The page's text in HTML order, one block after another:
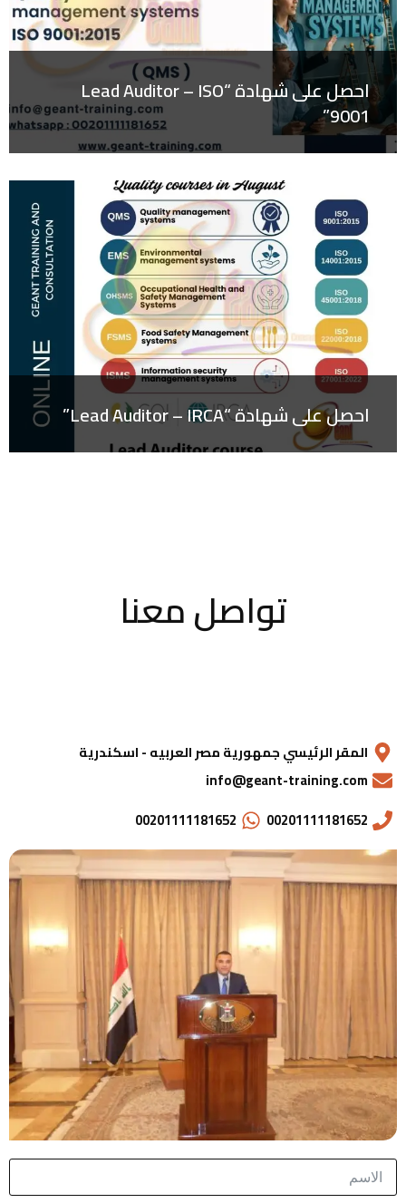
احصل على شهادة “Lead Auditor – ISO
9001”
احصل على شهادة “Lead Auditor – IRCA”
تواصل معنا
المقر الرئيسي جمهورية مصر العربيه - اسكندرية
info@geant-training.com
00201111181652
00201111181652